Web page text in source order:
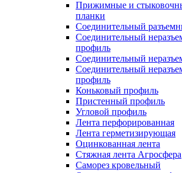
Прижимные и
планки
Соединительный
Соединительный
профиль
Соединительный
Соединительный
профиль
Коньковый профиль
Пристенный профиль
Угловой профиль
Лента перфорированная
Лента герметизирующая
Оцинкованная лента
Стяжная лента Агросфера
Саморез кровельный